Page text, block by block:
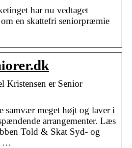
har nu vedtaget
en skattefri seniorpræmie
Kristensen er Senior
samvær meget højt og laver i
arrangementer. Læs
Told & Skat Syd- og
…